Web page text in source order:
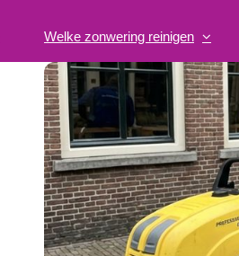
Welke zonwering reinigen